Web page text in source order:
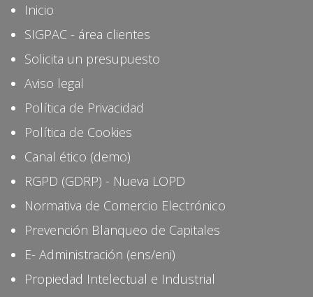
Inicio
SIGPAC - área clientes
Solicita un presupuesto
Aviso legal
Política de Privacidad
Política de Cookies
Canal ético (demo)
RGPD (GDRP) - Nueva LOPD
Normativa de Comercio Electrónico
Prevención Blanqueo de Capitales
E- Administración (ens/eni)
Propiedad Intelectual e Industrial